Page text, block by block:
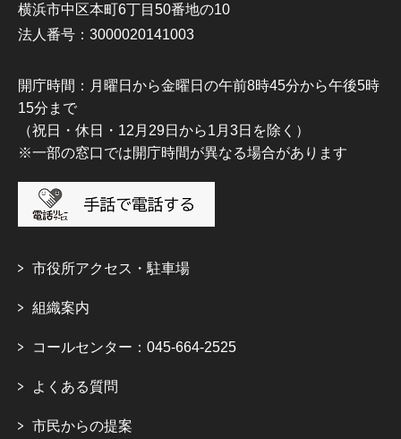
横浜市中区本町6丁目50番地の10
法人番号：3000020141003
開庁時間：月曜日から金曜日の午前8時45分から午後5時
15分まで
（祝日・休日・12月29日から1月3日を除く）
※一部の窓口では開庁時間が異なる場合があります
市役所アクセス・駐車場
組織案内
コールセンター：045-664-2525
よくある質問
市民からの提案